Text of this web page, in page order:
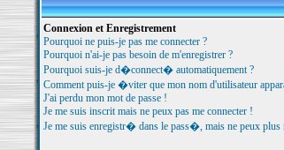
Connexion et Enregistrement
Pourquoi ne puis-je pas me connecter ?
Pourquoi n'ai-je pas besoin de m'enregistrer ?
Pourquoi suis-je d�connect� automatiquement ?
Comment puis-je �viter que mon nom d'utilisateur
J'ai perdu mon mot de passe !
Je me suis inscrit mais ne peux pas me connecter !
Je me suis enregistr� dans le pass�, mais ne peux plus